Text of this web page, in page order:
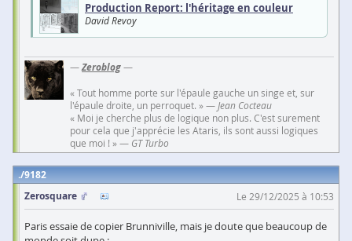
Production Report: l'héritage en couleur
David Revoy
—Zeroblog—
« Tout homme porte sur l'épaule gauche un singe et, sur
l'épaule droite, un perroquet. » — Jean Cocteau
« Moi je cherche plus de logique non plus. C'est surement
pour cela que j'apprécie les Ataris, ils sont aussi logiques
que moi ! » — GT Turbo
9182
Zerosquare
Le 29/12/2025 à 10:53
Paris essaie de copier Brunniville, mais je doute que beaucoup de